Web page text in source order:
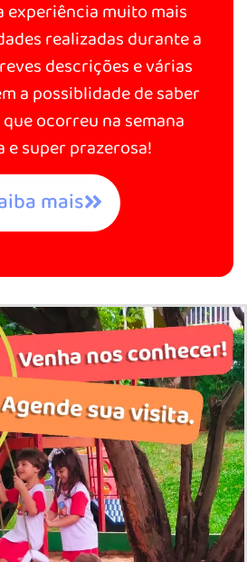
experiência muito mais
realizadas durante a
descrições e várias
a possiblidade de saber
ocorreu na semana
e super prazerosa!
mais